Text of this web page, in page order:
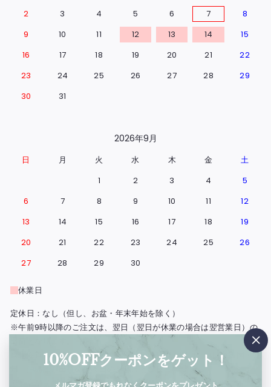
10%OFFクーポンをゲット！ "閉
2
3 4 5 6 7
8
9
10 11 12 13 14
15
16
17 18 19 20 21
22
23
24 25 26 27 28
29
30
31
2026年9月
日 月 火 水 木 金
土
1
2 3 4
5
6
7 8 9 10 11
12
13
14 15 16 17 18
19
20
21 22 23 24 25
26
27
28 29 30
休業日
定休日：なし（但し、お盆・年末年始を除く）
※午前9時以降のご注文は、翌日（翌日が休業の場合は翌営業日）の
※北海道・島根県と広島県の一部地域・鳥取・岡山・山口・四国・九
州・沖縄は、出荷の翌々日のお届けとなります。
※実店舗（西浅草）の営業日もこの営業日カレンダーに準じます。